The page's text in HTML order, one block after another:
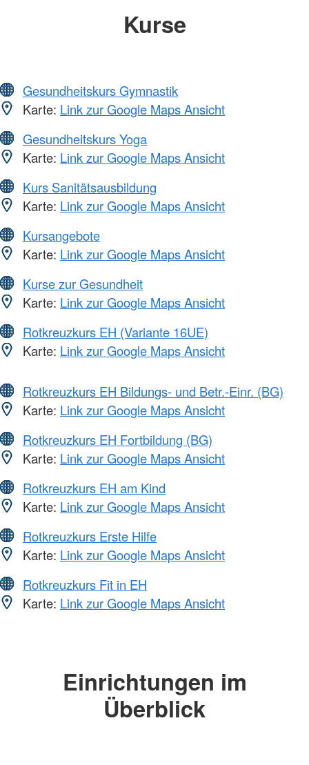
Kurse
Gesundheitskurs Gymnastik
Karte: Link zur Google Maps Ansicht
Gesundheitskurs Yoga
Karte: Link zur Google Maps Ansicht
Kurs Sanitätsausbildung
Karte: Link zur Google Maps Ansicht
Kursangebote
Karte: Link zur Google Maps Ansicht
Kurse zur Gesundheit
Karte: Link zur Google Maps Ansicht
Rotkreuzkurs EH (Variante 16UE)
Karte: Link zur Google Maps Ansicht
Rotkreuzkurs EH Bildungs- und Betr.-Einr. (BG)
Karte: Link zur Google Maps Ansicht
Rotkreuzkurs EH Fortbildung (BG)
Karte: Link zur Google Maps Ansicht
Rotkreuzkurs EH am Kind
Karte: Link zur Google Maps Ansicht
Rotkreuzkurs Erste Hilfe
Karte: Link zur Google Maps Ansicht
Rotkreuzkurs Fit in EH
Karte: Link zur Google Maps Ansicht
Einrichtungen im
Überblick